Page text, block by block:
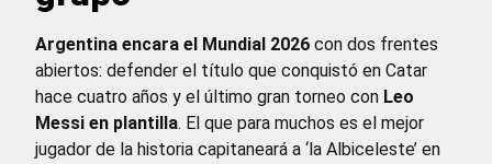
Argentina encara el Mundial 2026 con dos frentes
abiertos: defender el título que conquistó en Catar
hace cuatro años y el último gran torneo con Leo
Messi en plantilla. El que para muchos es el mejor
jugador de la historia capitaneará a ‘la Albiceleste’ en